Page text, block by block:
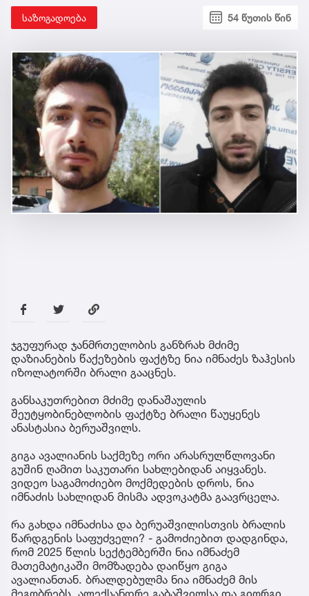
საზოგადოება 54 წუთის წინ
ჯგუფურად ჯანმრთელობის განზრახ მძიმე
დაზიანების წაქეზების ფაქტზე ნია იმნაძეს ზაჰესის
იზოლატორში ბრალი გააცნეს.
განსაკუთრებით მძიმე დანაშაულის
შეუტყობინებლობის ფაქტზე ბრალი წაუყენეს
ანასტასია ბერუაშვილს.
გიგა ავალიანის საქმეზე ორი არასრულწლოვანი
გუშინ ღამით საკუთარი სახლებიდან აიყვანეს.
ვიდეო საგამოძიებო მოქმედების დროს, ნია
იმნაძის სახლიდან მისმა ადვოკატმა გაავრცელა.
რა გახდა იმნაძისა და ბერუაშვილისთვის ბრალის
წარდგენის საფუძველი? - გამოძიებით დადგინდა,
რომ 2025 წლის სექტემბერში ნია იმნაძემ
მათემატიკაში მომზადება დაიწყო გიგა
ავალიანთან. ბრალდებულმა ნია იმნაძემ მის